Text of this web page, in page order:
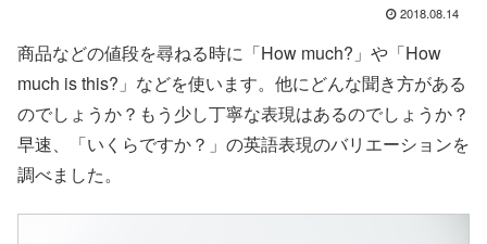
2018.08.14
商品などの値段を尋ねる時に「How much?」や「How
much is this?」などを使います。他にどんな聞き方がある
のでしょうか？もう少し丁寧な表現はあるのでしょうか？
早速、「いくらですか？」の英語表現のバリエーションを
調べました。